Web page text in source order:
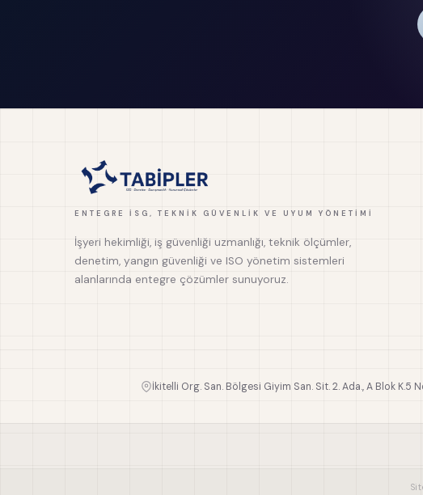
ENTEGRE İSG, TEKNIK GÜVENLIK VE UYUM YÖNETIMI
İşyeri hekimliği, iş güvenliği uzmanlığı, teknik ölçümler,
denetim, yangın güvenliği ve ISO yönetim sistemleri
alanlarında entegre çözümler sunuyoruz.
İkitelli Org. San. Bölgesi Giyim San. Sit. 2. Ada., A Blok